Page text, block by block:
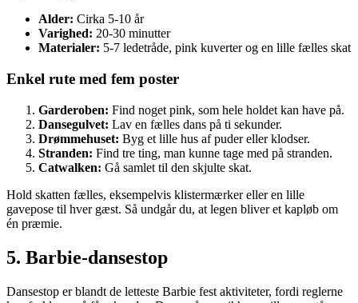
Alder: Cirka 5-10 år
Varighed: 20-30 minutter
Materialer: 5-7 ledetråde, pink kuverter og en lille fælles skat
Enkel rute med fem poster
Garderoben: Find noget pink, som hele holdet kan have på.
Dansegulvet: Lav en fælles dans på ti sekunder.
Drømmehuset: Byg et lille hus af puder eller klodser.
Stranden: Find tre ting, man kunne tage med på stranden.
Catwalken: Gå samlet til den skjulte skat.
Hold skatten fælles, eksempelvis klistermærker eller en lille
gavepose til hver gæst. Så undgår du, at legen bliver et kapløb om
én præmie.
5. Barbie-dansestop
Dansestop er blandt de letteste Barbie fest aktiviteter, fordi reglerne